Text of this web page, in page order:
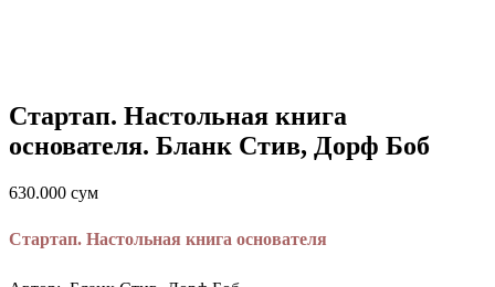
Стартап. Настольная книга
основателя. Бланк Стив, Дорф Боб
630.000 сум
Стартап. Настольная книга основателя